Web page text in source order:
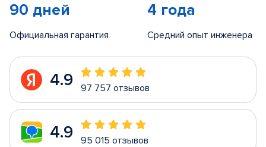
90 дней
Официальная гарантия
4 года
Средний опыт инженера
4.9 97 757 отзывов
4.9 95 015 отзывов